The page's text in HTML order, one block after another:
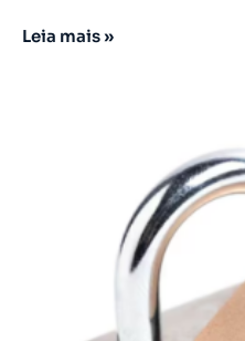
Leia mais »